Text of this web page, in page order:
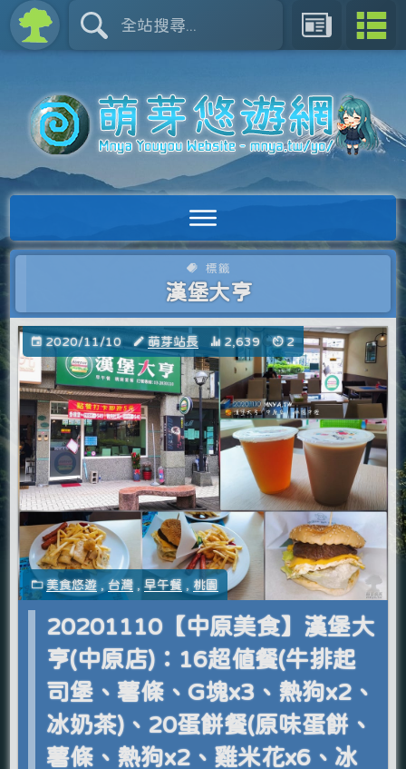
標籤
漢堡大亨
2020/11/10 萌芽站長 2,639 2
美食悠遊 ,台灣 ,早午餐 ,桃園
20201110【中原美食】漢堡大
亨(中原店)：16超值餐(牛排起
司堡、薯條、G塊x3、熱狗x2、
冰奶茶)、20蛋餅餐(原味蛋餅、
薯條、熱狗x2、雞米花x6、冰